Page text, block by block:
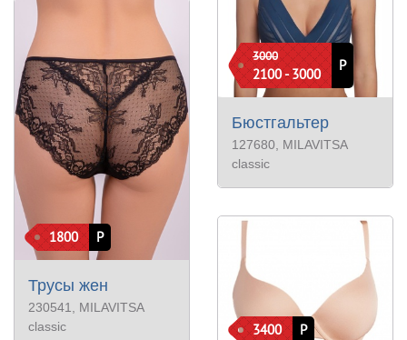
1800 Р
Трусы жен
230541
, MILAVITSA
classic
3000
2100 - 3000
Р
Бюстгальтер
127680, MILAVITSA
classic
3400 Р